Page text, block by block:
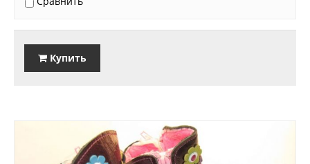
Купить